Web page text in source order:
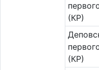
(КР)
(КР)